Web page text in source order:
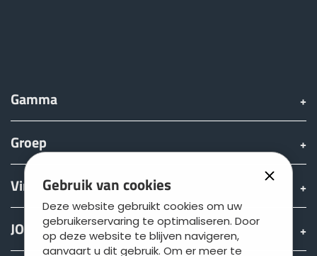
Gebruik van cookies
Deze website gebruikt cookies om uw
gebruikerservaring te optimaliseren. Door
op deze website te blijven navigeren,
aanvaart u dit gebruik. Om er meer te
Gamma
Groep
Vinden & Kopen
JOSKIN wereld